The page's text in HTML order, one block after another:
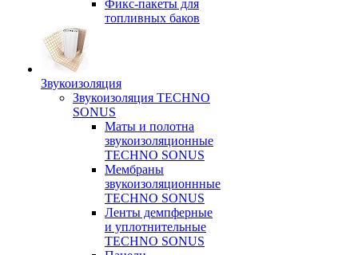
Фикс-пакеты для
топливных баков
Звукоизоляция
Звукоизоляция TECHNO
SONUS
Маты и полотна
звукоизоляционные
TECHNO SONUS
Мембраны
звукоизоляционнные
TECHNO SONUS
Ленты демпферные
и уплотнительные
TECHNO SONUS